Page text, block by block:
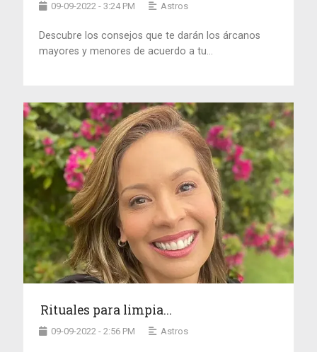
09-09-2022 - 3:24 PM Astros
Descubre los consejos que te darán los árcanos
mayores y menores de acuerdo a tu...
Rituales para limpia...
09-09-2022 - 2:56 PM Astros